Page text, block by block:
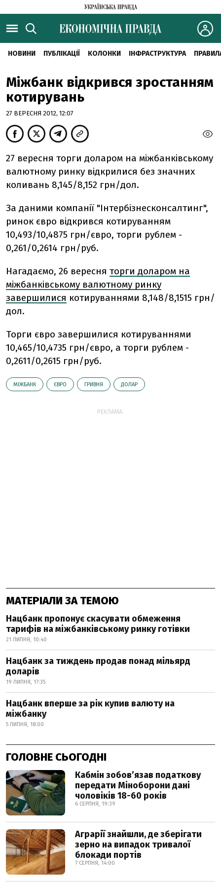
НОВИНИ ПУБЛІКАЦІЇ КОЛОНКИ ІНФРАСТРУКТУРА
Міжбанк відкрився зростанням
котирувань
27 ВЕРЕСНЯ 2012, 12:07
27 вересня торги доларом на міжбанківському
валютному ринку відкрилися без значних
коливань 8,145/8,152 грн/дол.
За даними компанії "Інтербізнесконсалтинг",
ринок євро відкрився котируванням
10,493/10,4875 грн/євро, торги рублем -
0,261/0,2614 грн/руб.
Нагадаємо, 26 вересня торги доларом на
міжбанківському валютному ринку
завершилися котируваннями 8,148/8,1515 грн/
дол.
Торги євро завершилися котируваннями
10,465/10,4735 грн/євро, а торги рублем -
0,2611/0,2615 грн/руб.
МІЖБАНК ЄВРО ГРИВНЯ ДОЛАР
РЕКЛАМА:
МАТЕРІАЛИ ЗА ТЕМОЮ
Нацбанк пропонує скасувати обмеження
тарифів на міжбанківському ринку готівки
21 ЛИПНЯ, 10:40
Нацбанк за тиждень продав понад мільярд
доларів
19 ЛИПНЯ, 17:35
Нацбанк вперше за рік купив валюту на
міжбанку
5 ЛИПНЯ, 18:00
ГОЛОВНЕ СЬОГОДНІ
Кабмін зобовʼязав податкову
передати Міноборони дані
чоловіків 18-60 років
6 СЕРПНЯ, 19:39
Аграрії знайшли, де зберігати
зерно на випадок тривалої
блокади портів
7 СЕРПНЯ, 14:00